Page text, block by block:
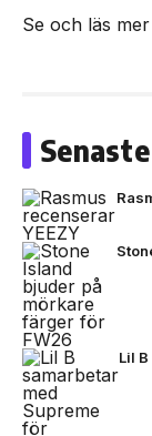
Se och läs
Lil